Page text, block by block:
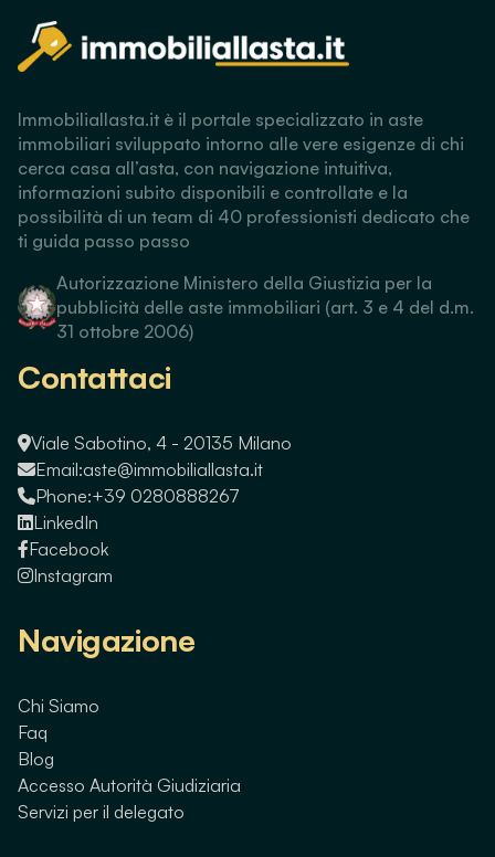
Immobiliallasta.it è il portale specializzato in aste
immobiliari sviluppato intorno alle vere esigenze di chi
cerca casa all’asta, con navigazione intuitiva,
informazioni subito disponibili e controllate e la
possibilità di un team di 40 professionisti dedicato che
ti guida passo passo
Autorizzazione Ministero della Giustizia per la
pubblicità delle aste immobiliari (art. 3 e 4 del d.m.
31 ottobre 2006)
Contattaci
Viale Sabotino, 4 - 20135 Milano
Email:aste@immobiliallasta.it
Phone:+39 0280888267
LinkedIn
Facebook
Instagram
Navigazione
Chi Siamo
Faq
Blog
Accesso Autorità Giudiziaria
Servizi per il delegato